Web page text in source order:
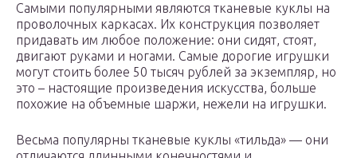
Самыми популярными являются тканевые куклы на
проволочных каркасах. Их конструкция позволяет
придавать им любое положение: они сидят, стоят,
двигают руками и ногами. Самые дорогие игрушки
могут стоить более 50 тысяч рублей за экземпляр, но
это – настоящие произведения искусства, больше
похожие на объемные шаржи, нежели на игрушки.
Весьма популярны тканевые куклы «тильда» — они